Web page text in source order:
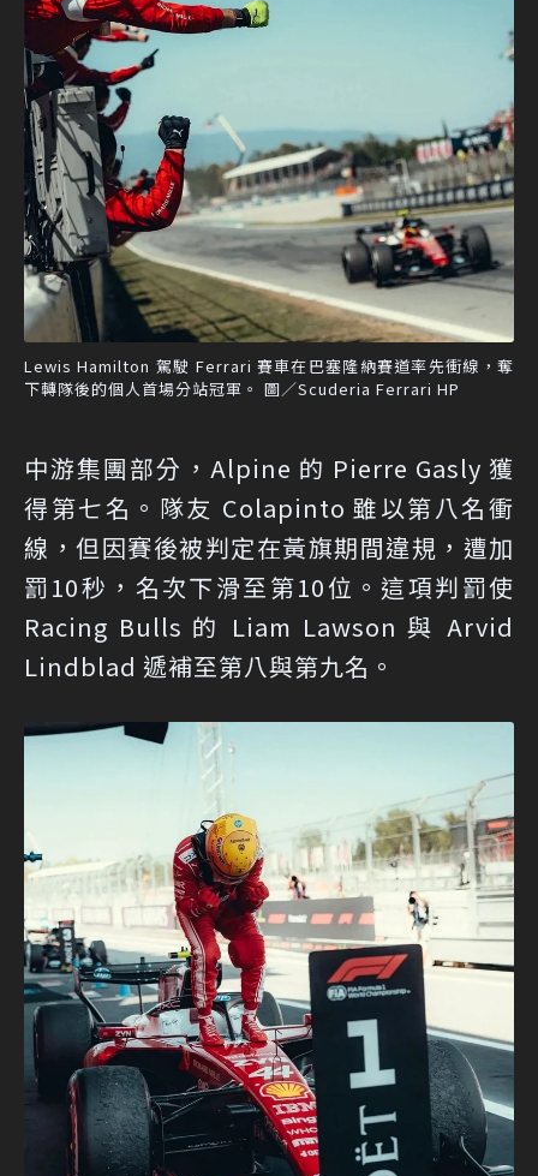
Lewis Hamilton 駕駛 Ferrari 賽車在巴塞隆納賽道率先衝線，奪
下轉隊後的個人首場分站冠軍。 圖／Scuderia Ferrari HP
中游集團部分，Alpine 的 Pierre Gasly 獲
得第七名。隊友 Colapinto 雖以第八名衝
線，但因賽後被判定在黃旗期間違規，遭加
罰10秒，名次下滑至第10位。這項判罰使
Racing Bulls 的 Liam Lawson 與 Arvid
Lindblad 遞補至第八與第九名。